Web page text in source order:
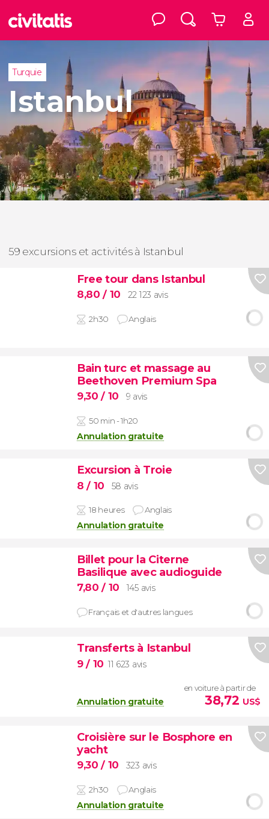
Turquie
Istanbul
59 excursions et activités à Istanbul
Free tour dans Istanbul
8,80/ 10 22 123 avis
2h30 Anglais
Bain turc et massage au
Beethoven Premium Spa
9,30/ 10 9 avis
50 min - 1h20
Annulation gratuite
Excursion à Troie
8/ 10 58 avis
18 heures Anglais
Annulation gratuite
Billet pour la Citerne
Basilique avec audioguide
7,80/ 10 145 avis
Français et d'autres langues
Transferts à Istanbul
9/ 10 11 623 avis
Annulation gratuite
en voiture à partir de
38,72 US$
Croisière sur le Bosphore en
yacht
9,30/ 10 323 avis
2h30 Anglais
Annulation gratuite